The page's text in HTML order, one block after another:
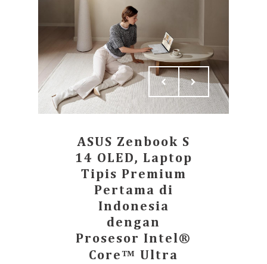
ASUS Zenbook S
14 OLED, Laptop
Tipis Premium
Pertama di
Indonesia
dengan
Prosesor Intel®
Core™ Ultra